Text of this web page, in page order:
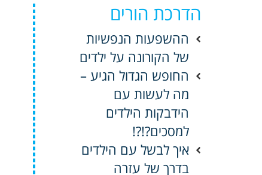
הדרכת הורים
ההשפעות הנפשיות
של הקורונה על ילדים
החופש הגדול הגיע –
מה לעשות עם
הידבקות הילדים
למסכים?!?!
איך לבשל עם הילדים
בדרך של עזרה